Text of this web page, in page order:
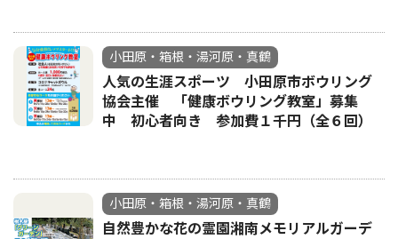
小田原・箱根・湯河原・真鶴
人気の生涯スポーツ 小田原市ボウリング
協会主催 「健康ボウリング教室」募集
中 初心者向き 参加費１千円（全６回）
小田原・箱根・湯河原・真鶴
自然豊かな花の霊園湘南メモリアルガーデ